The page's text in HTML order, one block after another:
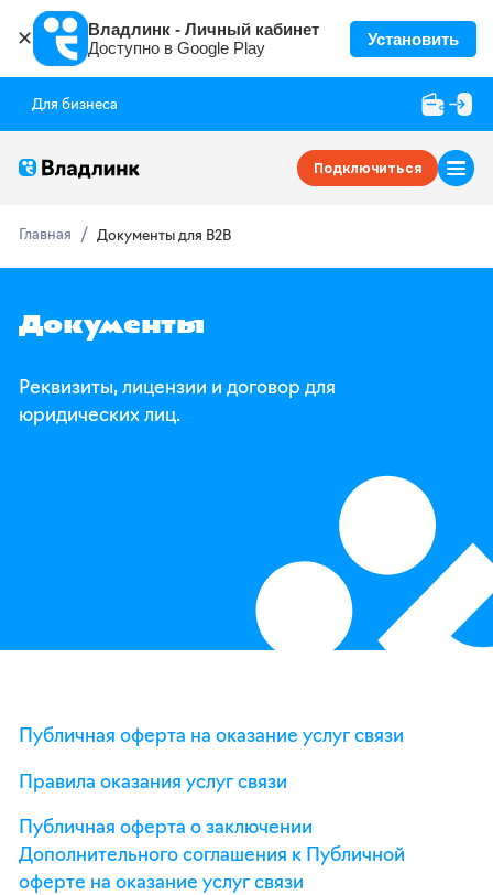
✕
Владлинк - Личный кабинет
Доступно в Google Play
Установить
Для бизнеса
Подключиться
Главная Документы для B2B
Документы
Реквизиты, лицензии и договор для
юридических лиц.
Публичная оферта на оказание услуг связи
Правила оказания услуг связи
Публичная оферта о заключении
Дополнительного соглашения к Публичной
оферте на оказание услуг связи